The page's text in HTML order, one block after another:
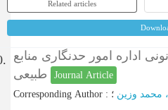
Related articles
اداره امور حدنگاری منابع
Journal Article
Corresponding Author : محمد وزین ؛